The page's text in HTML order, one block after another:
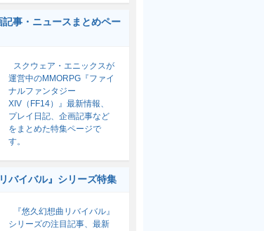
記事・ニュースまとめペー
スクウェア・エニックスが
運営中のMMORPG『ファイ
ナルファンタジー
XIV（FF14）』最新情報、
プレイ日記、企画記事など
をまとめた特集ページで
す。
バイバル』シリーズ特集
『悠久幻想曲リバイバル』
シリーズの注目記事、最新